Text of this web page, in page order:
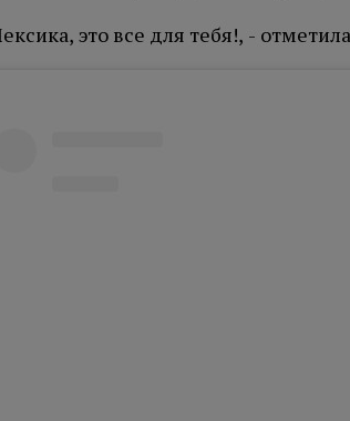
это все для тебя!, -